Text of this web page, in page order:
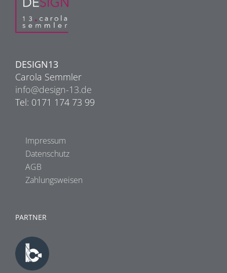
DESIGN13
Carola Semmler
info@design-13.de
Tel: 0171 174 73 99
Impressum
Datenschutz
AGB
Zahlungsweisen
PARTNER